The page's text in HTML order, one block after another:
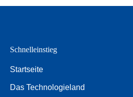
Schnelleinstieg
Startseite
Das Technologieland